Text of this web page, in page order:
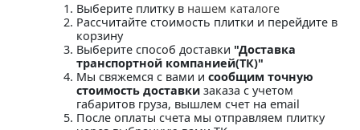
Выберите плитку в нашем каталоге
Рассчитайте стоимость плитки и перейдите в
корзину
Выберите способ доставки "Доставка
транспортной компанией(ТК)"
Мы свяжемся с вами и сообщим точную
стоимость доставки заказа с учетом
габаритов груза, вышлем счет на email
После оплаты счета мы отправляем плитку